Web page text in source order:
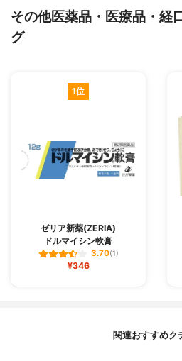
その他医薬品・医療品・経
グ
1位
ゼリア新薬(ZERIA)
ドルマイシン軟膏
3.70(1)
¥346
関連おすすめク